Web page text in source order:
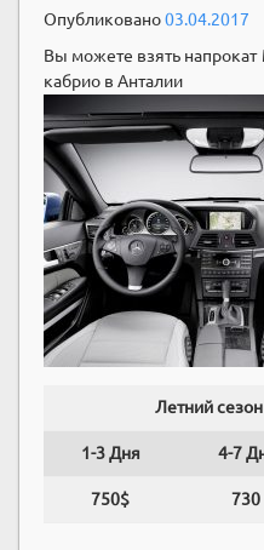
Опубликовано03.04.2017
Вы можете взять
кабрио в Анталии
Летний
1-3 Дня 4-7
750$ 730